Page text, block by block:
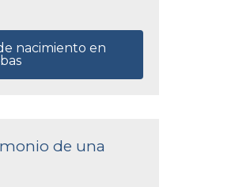
nacimiento en
de una